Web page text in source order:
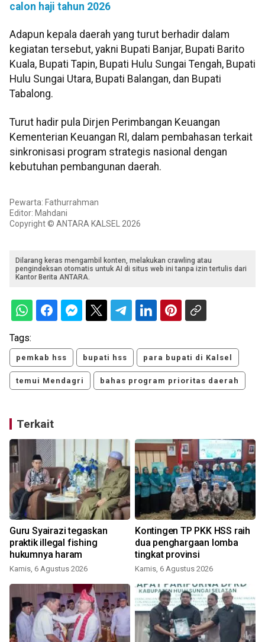
calon haji tahun 2026
Adapun kepala daerah yang turut berhadir dalam
kegiatan tersebut, yakni Bupati Banjar, Bupati Barito
Kuala, Bupati Tapin, Bupati Hulu Sungai Tengah, Bupati
Hulu Sungai Utara, Bupati Balangan, dan Bupati
Tabalong.
Turut hadir pula Dirjen Perimbangan Keuangan
Kementerian Keuangan RI, dalam pembahasan terkait
sinkronisasi program strategis nasional dengan
kebutuhan pembangunan daerah.
Pewarta: Fathurrahman
Editor: Mahdani
Copyright © ANTARA KALSEL 2026
Dilarang keras mengambil konten, melakukan crawling atau
pengindeksan otomatis untuk AI di situs web ini tanpa izin tertulis dari
Kantor Berita ANTARA.
Tags:
pemkab hss bupati hss para bupati di Kalsel
temui Mendagri bahas program prioritas daerah
Terkait
Guru Syairazi tegaskan
praktik illegal fishing
hukumnya haram
Kamis, 6 Agustus 2026
Kontingen TP PKK HSS raih
dua penghargaan lomba
tingkat provinsi
Kamis, 6 Agustus 2026